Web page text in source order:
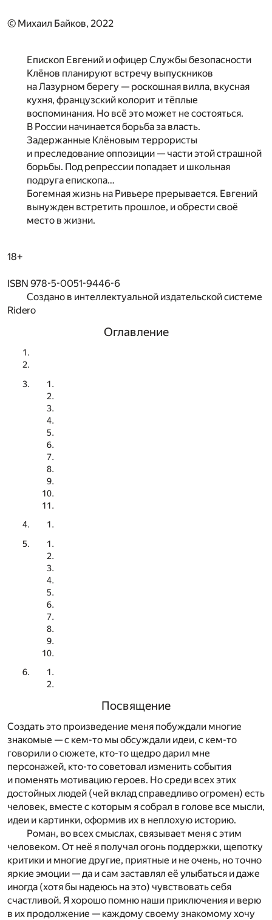
© Михаил Байков, 2022
Епископ Евгений и офицер Службы безопасности
Клёнов планируют встречу выпускников
на Лазурном берегу — роскошная вилла, вкусная
кухня, французский колорит и тёплые
воспоминания. Но всё это может не состояться.
В России начинается борьба за власть.
Задержанные Клёновым террористы
и преследование оппозиции — части этой страшной
борьбы. Под репрессии попадает и школьная
подруга епископа…
Богемная жизнь на Ривьере прерывается. Евгений
вынужден встретить прошлое, и обрести своё
место в жизни.
18+
ISBN 978-5-0051-9446-6
Создано в интеллектуальной издательской системе
Ridero
Оглавление
Посвящение
Создать это произведение меня побуждали многие
знакомые — с кем-то мы обсуждали идеи, с кем-то
говорили о сюжете, кто-то щедро дарил мне
персонажей, кто-то советовал изменить события
и поменять мотивацию героев. Но среди всех этих
достойных людей (чей вклад справедливо огромен) есть
человек, вместе с которым я собрал в голове все мысли,
идеи и картинки, оформив их в неплохую историю.
Роман, во всех смыслах, связывает меня с этим
человеком. От неё я получал огонь поддержки, щепотку
критики и многие другие, приятные и не очень, но точно
яркие эмоции — да и сам заставлял её улыбаться и даже
иногда (хотя бы надеюсь на это) чувствовать себя
счастливой. Я хорошо помню наши приключения и верю
в их продолжение — каждому своему знакомому хочу